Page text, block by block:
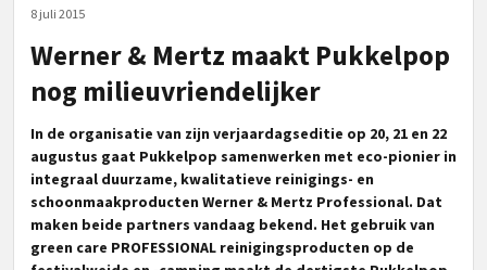
8 juli 2015
Werner & Mertz maakt Pukkelpop
nog milieuvriendelijker
In de organisatie van zijn verjaardagseditie op 20, 21 en 22
augustus gaat Pukkelpop samenwerken met eco-pionier in
integraal duurzame, kwalitatieve reinigings- en
schoonmaakproducten Werner & Mertz Professional. Dat
maken beide partners vandaag bekend. Het gebruik van
green care PROFESSIONAL reinigingsproducten op de